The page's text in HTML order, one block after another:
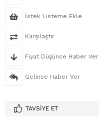
İstek Listeme Ekle
Karşılaştır
Fiyat Düşünce Haber Ver
Gelince Haber Ver
TAVSIYE ET